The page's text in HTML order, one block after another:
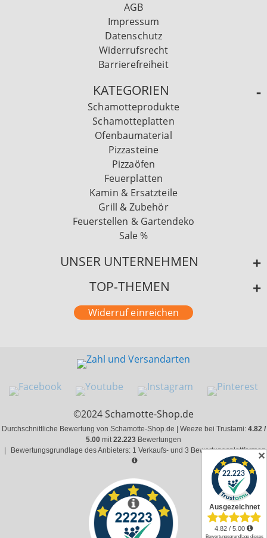
AGB
Impressum
Datenschutz
Widerrufsrecht
Barrierefreiheit
KATEGORIEN
Schamotteprodukte
Schamotteplatten
Ofenbaumaterial
Pizzasteine
Pizzaöfen
Feuerplatten
Kamin & Ersatzteile
Grill & Zubehör
Feuerstellen & Gartendeko
Sale %
UNSER UNTERNEHMEN
TOP-THEMEN
Widerruf einreichen
©2024 Schamotte-Shop.de
Durchschnittliche Bewertung von Schamotte-Shop.de | Weeze bei Trustami: 4.82 /
5.00 mit22.223 Bewertungen
Bewertungsgrundlage des Anbieters: 1 Verkaufs- und 3 Bewertungsplattformen
✕